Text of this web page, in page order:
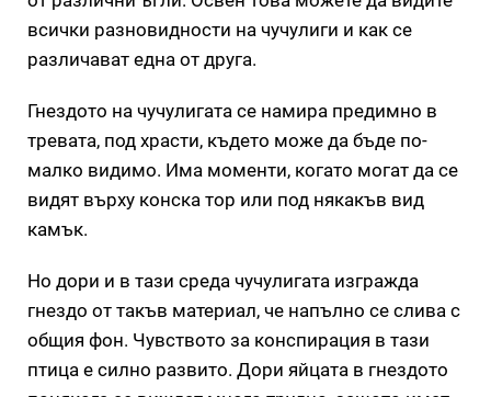
всички разновидности на чучулиги и как се
различават една от друга.
Гнездото на чучулигата се намира предимно в
тревата, под храсти, където може да бъде по-
малко видимо. Има моменти, когато могат да се
видят върху конска тор или под някакъв вид
камък.
Но дори и в тази среда чучулигата изгражда
гнездо от такъв материал, че напълно се слива с
общия фон. Чувството за конспирация в тази
птица е силно развито. Дори яйцата в гнездото